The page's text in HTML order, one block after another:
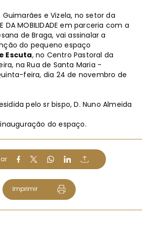
e Vizela, no setor da
E DA MOBILIDADE em parceria com a
de Braga, vai assinalar a
do pequeno espaço
Escuta, no Centro Pastoral da
na Rua de Santa Maria -
feira, dia 24 de novembro de
pelo sr bispo, D. Nuno Almeida
do espaço.
Imprimir